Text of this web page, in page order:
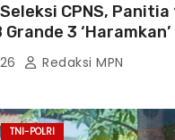
CPNS, Panitia
Grande 3
Redaksi MPN
TNI-POLRI